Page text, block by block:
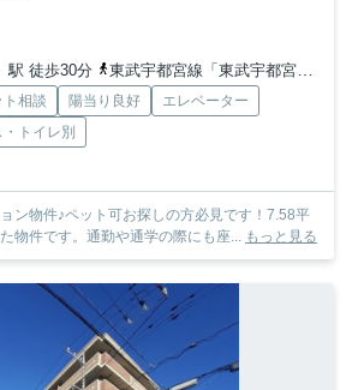
駅 徒歩30分
東武宇都宮線「東武宇都宮」駅 徒歩51分
ト相談 陽当り良好
エレベーター
・トイレ別
ン物件♪ペット可お探しの方必見です！7.58平
物件です。通勤や通学の際にも座...
もっと見る